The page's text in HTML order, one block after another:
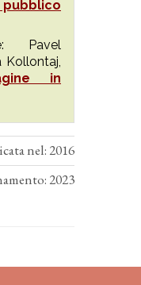
Pavel
in
nel: 2016
2023